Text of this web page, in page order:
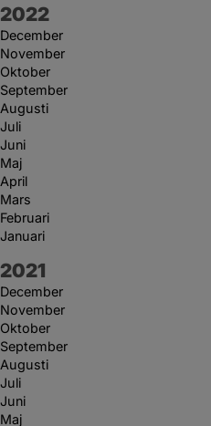
År:
2022
December
November
Oktober
September
Augusti
Juli
Juni
Maj
April
Mars
Februari
Januari
År:
2021
December
November
Oktober
September
Augusti
Juli
Juni
Maj